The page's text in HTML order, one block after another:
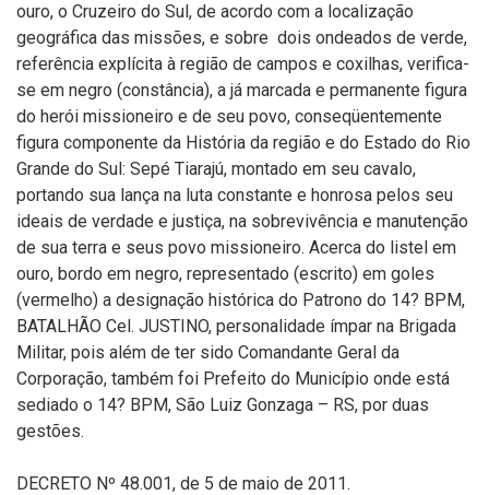
ouro, o Cruzeiro do Sul, de acordo com a localização
geográfica das missões, e sobre dois ondeados de verde,
referência explícita à região de campos e coxilhas, verifica-
se em negro (constância), a já marcada e permanente figura
do herói missioneiro e de seu povo, conseqüentemente
figura componente da História da região e do Estado do Rio
Grande do Sul: Sepé Tiarajú, montado em seu cavalo,
portando sua lança na luta constante e honrosa pelos seu
ideais de verdade e justiça, na sobrevivência e manutenção
de sua terra e seus povo missioneiro. Acerca do listel em
ouro, bordo em negro, representado (escrito) em goles
(vermelho) a designação histórica do Patrono do 14? BPM,
BATALHÃO Cel. JUSTINO, personalidade ímpar na Brigada
Militar, pois além de ter sido Comandante Geral da
Corporação, também foi Prefeito do Município onde está
sediado o 14? BPM, São Luiz Gonzaga – RS, por duas
gestões.
DECRETO Nº 48.001, de 5 de maio de 2011.